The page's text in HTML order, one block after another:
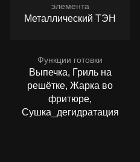
элемента
Металлический ТЭН
Функции готовки
Выпечка, Гриль на
решётке, Жарка во
фритюре,
Сушка_дегидратация